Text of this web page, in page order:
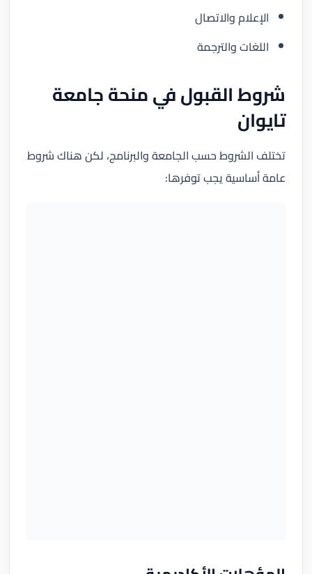
الإعلام والاتصال
اللغات والترجمة
شروط القبول في منحة جامعة
تايوان
تختلف الشروط حسب الجامعة والبرنامج، لكن هناك شروط
عامة أساسية يجب توفرها: